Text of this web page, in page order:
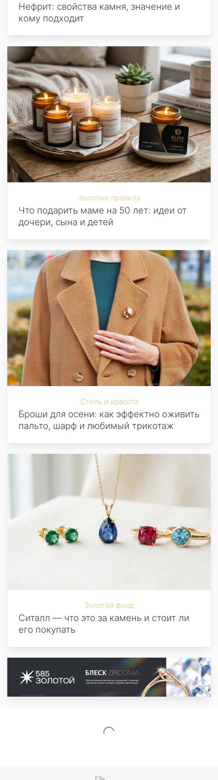
Нефрит: свойства камня, значение и
кому подходит
Золотые правила
Что подарить маме на 50 лет: идеи от
дочери, сына и детей
Стиль и красота
Броши для осени: как эффектно оживить
пальто, шарф и любимый трикотаж
Золотой фонд
Ситалл — что это за камень и стоит ли
его покупать